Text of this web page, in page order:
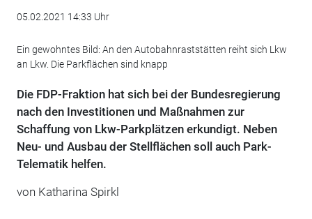
05.02.2021 14:33 Uhr
Ein gewohntes Bild: An den Autobahnraststätten reiht sich Lkw
an Lkw. Die Parkflächen sind knapp
Die FDP-Fraktion hat sich bei der Bundesregierung
nach den Investitionen und Maßnahmen zur
Schaffung von Lkw-Parkplätzen erkundigt. Neben
Neu- und Ausbau der Stellflächen soll auch Park-
Telematik helfen.
von Katharina Spirkl